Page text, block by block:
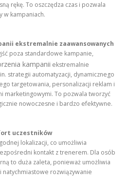
rękę. To oszczędza czas i pozwala
w kampaniach.
ekstremalnie zaawansowanych
poza standardowe kampanie,
kampanii ekstremalnie
strategii automatyzacji, dynamicznego
targetowania, personalizacji reklam i
marketingowymi. To pozwala tworzyć
nowoczesne i bardzo efektywne.
uczestników
lokalizacji, co umożliwia
kontakt z trenerem. Dla osób
to duża zaleta, ponieważ umożliwia
natychmiastowe rozwiązywanie